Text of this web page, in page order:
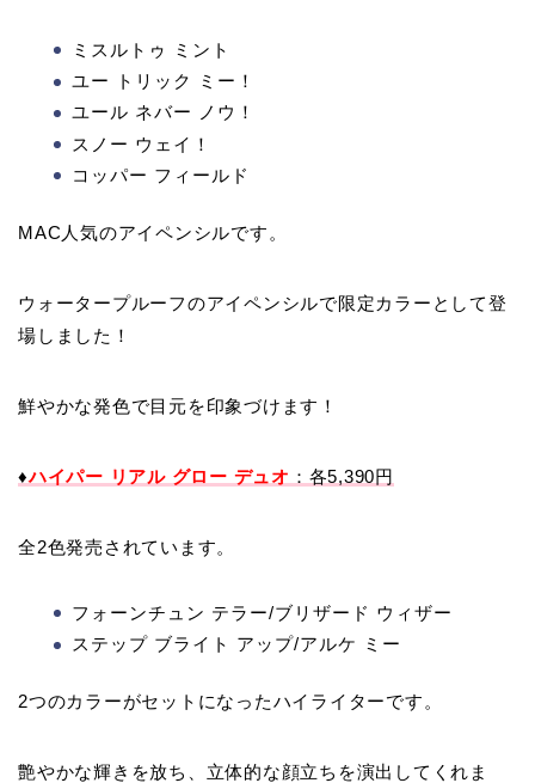
ミスルトゥ ミント
ユー トリック ミー！
ユール ネバー ノウ！
スノー ウェイ！
コッパー フィールド
MAC人気のアイペンシルです。
ウォータープルーフのアイペンシルで限定カラーとして登
場しました！
鮮やかな発色で目元を印象づけます！
♦ハイパー リアル グロー デュオ ：各5,390円
全2色発売されています。
フォーンチュン テラー/ブリザード ウィザー
ステップ ブライト アップ/アルケ ミー
2つのカラーがセットになったハイライターです。
艶やかな輝きを放ち、立体的な顔立ちを演出してくれま